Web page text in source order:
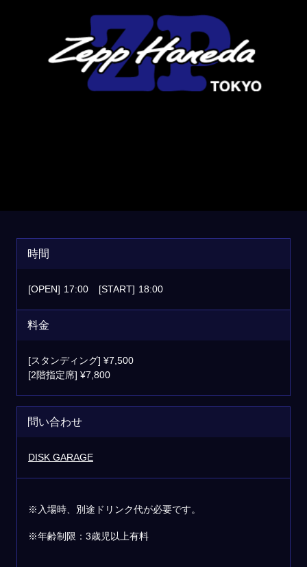
時間
[OPEN] 17:00 [START] 18:00
料金
[スタンディング] ¥7,500
[2階指定席] ¥7,800
問い合わせ
DISK GARAGE
※入場時、別途ドリンク代が必要です。
※年齢制限：3歳児以上有料